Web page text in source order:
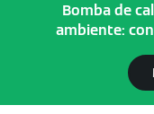
Bomba de
ambiente: